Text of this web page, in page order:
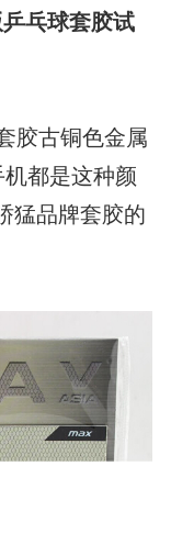
乓球套胶试
胶古铜色金属
都是这种颜
猛品牌套胶的